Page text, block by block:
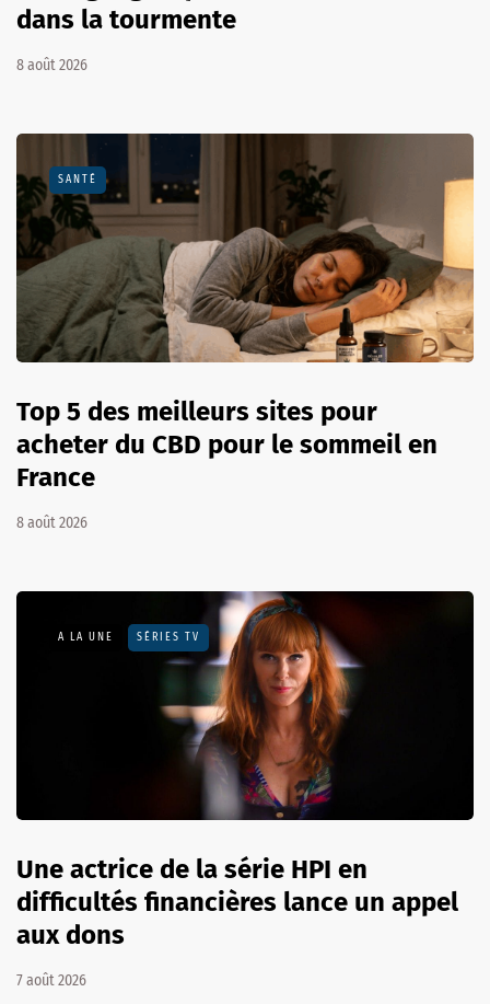
dans la tourmente
8 août 2026
SANTÉ
Top 5 des meilleurs sites pour
acheter du CBD pour le sommeil en
France
8 août 2026
A LA UNE SÉRIES TV
Une actrice de la série HPI en
difficultés financières lance un appel
aux dons
7 août 2026